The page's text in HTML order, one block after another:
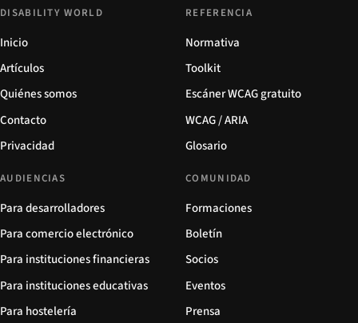
DISABILITY WORLD
Inicio
Artículos
Quiénes somos
Contacto
Privacidad
REFERENCIA
Normativa
Toolkit
Escáner WCAG gratuito
WCAG / ARIA
Glosario
AUDIENCIAS
Para desarrolladores
Para comercio electrónico
Para instituciones financieras
Para instituciones educativas
Para hostelería
COMUNIDAD
Formaciones
Boletín
Socios
Eventos
Prensa